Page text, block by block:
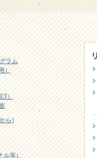
ラム
）
）
ら)
ル等）